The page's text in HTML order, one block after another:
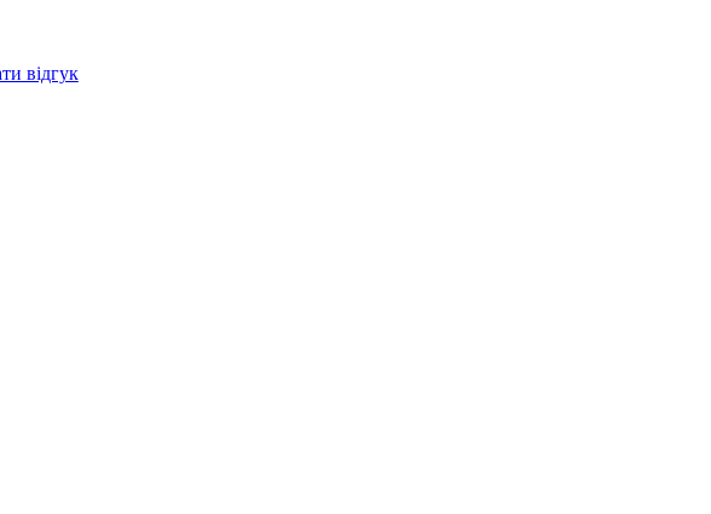
відгук